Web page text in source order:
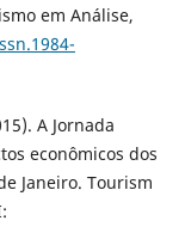
em Análise,
A Jornada
econômicos dos
Janeiro. Tourism